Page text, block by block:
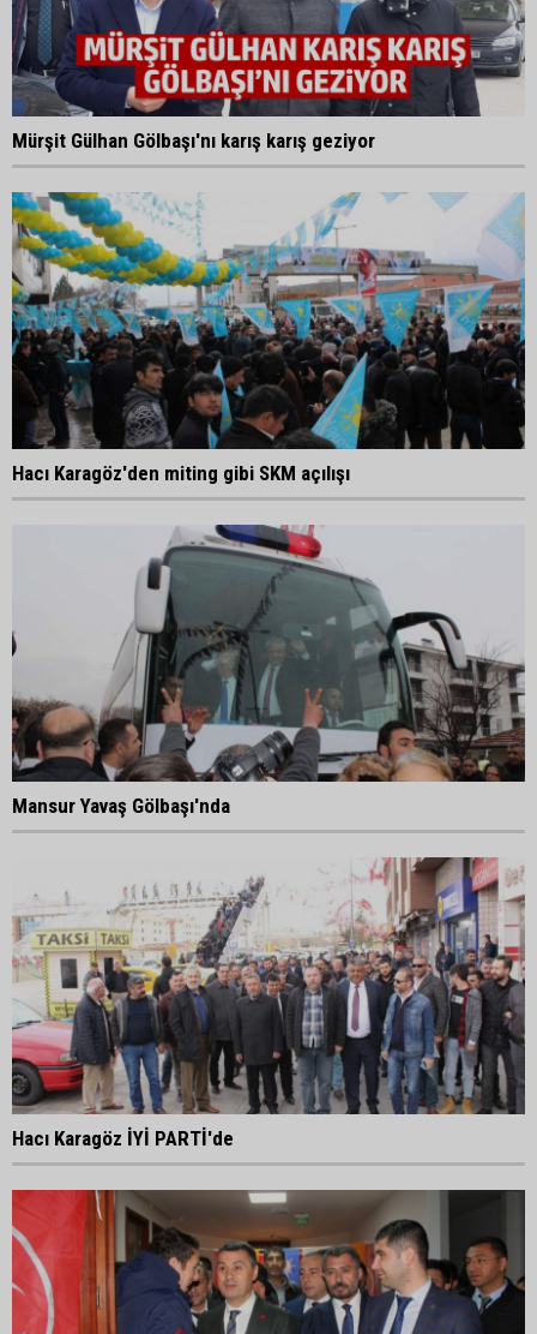
Mürşit Gülhan Gölbaşı'nı karış karış geziyor
Hacı Karagöz'den miting gibi SKM açılışı
Mansur Yavaş Gölbaşı'nda
Hacı Karagöz İYİ PARTİ'de